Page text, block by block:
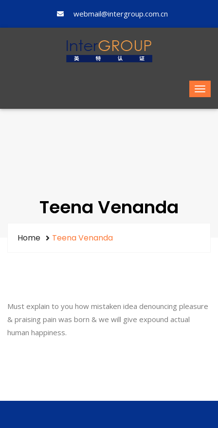
webmail@intergroup.com.cn
Teena Venanda
Home Teena Venanda
Must explain to you how mistaken idea denouncing pleasure
& praising pain was born & we will give expound actual
human happiness.